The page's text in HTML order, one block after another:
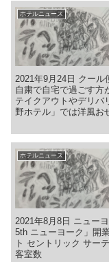
ホテルニュース
2021年9月24日 クー
自粛で自宅で過ごす方
テイクアウトやデリバ
野ホテル」では洋風お
ホテルニュース
2021年8月8日 ニュー
5th ニューヨーク」開
ト セントリック サー
客室数